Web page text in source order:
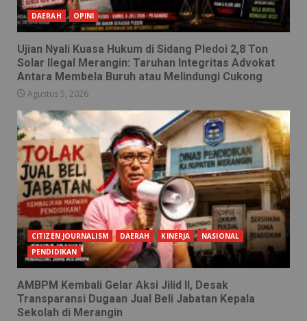
DAERAH OPINI
Ujian Nyali Kuasa Hukum di Sidang Pledoi 2,8 Ton
Solar Ilegal Merangin: Taruhan Integritas Advokat
Antara Membela Buruh atau Melindungi Cukong
Agustus 5, 2026
CITIZEN JOURNALISM DAERAH KINERJA
NASIONAL
PENDIDIKAN
AMBPM Kembali Gelar Aksi Jilid II, Desak
Transparansi Dugaan Jual Beli Jabatan Kepala
Sekolah di Merangin